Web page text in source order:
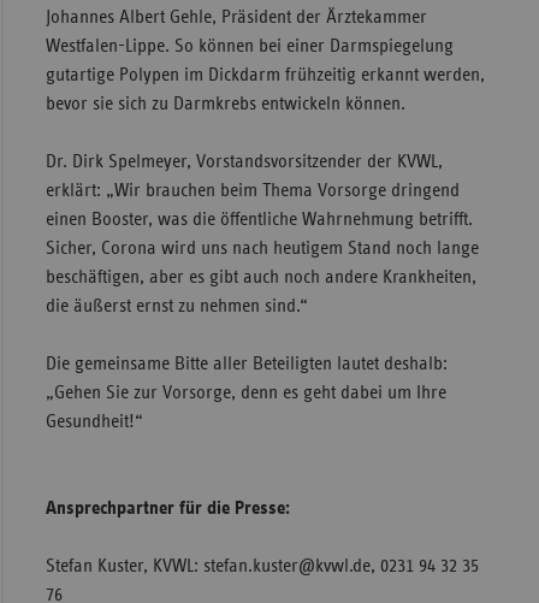
Johannes Albert Gehle, Präsident der Ärztekammer
Westfalen-Lippe. So können bei einer Darmspiegelung
gutartige Polypen im Dickdarm frühzeitig erkannt werden,
bevor sie sich zu Darmkrebs entwickeln können.
Dr. Dirk Spelmeyer, Vorstandsvorsitzender der KVWL,
erklärt: „Wir brauchen beim Thema Vorsorge dringend
einen Booster, was die öffentliche Wahrnehmung betrifft.
Sicher, Corona wird uns nach heutigem Stand noch lange
beschäftigen, aber es gibt auch noch andere Krankheiten,
die äußerst ernst zu nehmen sind.“
Die gemeinsame Bitte aller Beteiligten lautet deshalb:
„Gehen Sie zur Vorsorge, denn es geht dabei um Ihre
Gesundheit!“
Ansprechpartner für die Presse:
Stefan Kuster, KVWL: stefan.kuster@kvwl.de, 0231 94 32 35
76